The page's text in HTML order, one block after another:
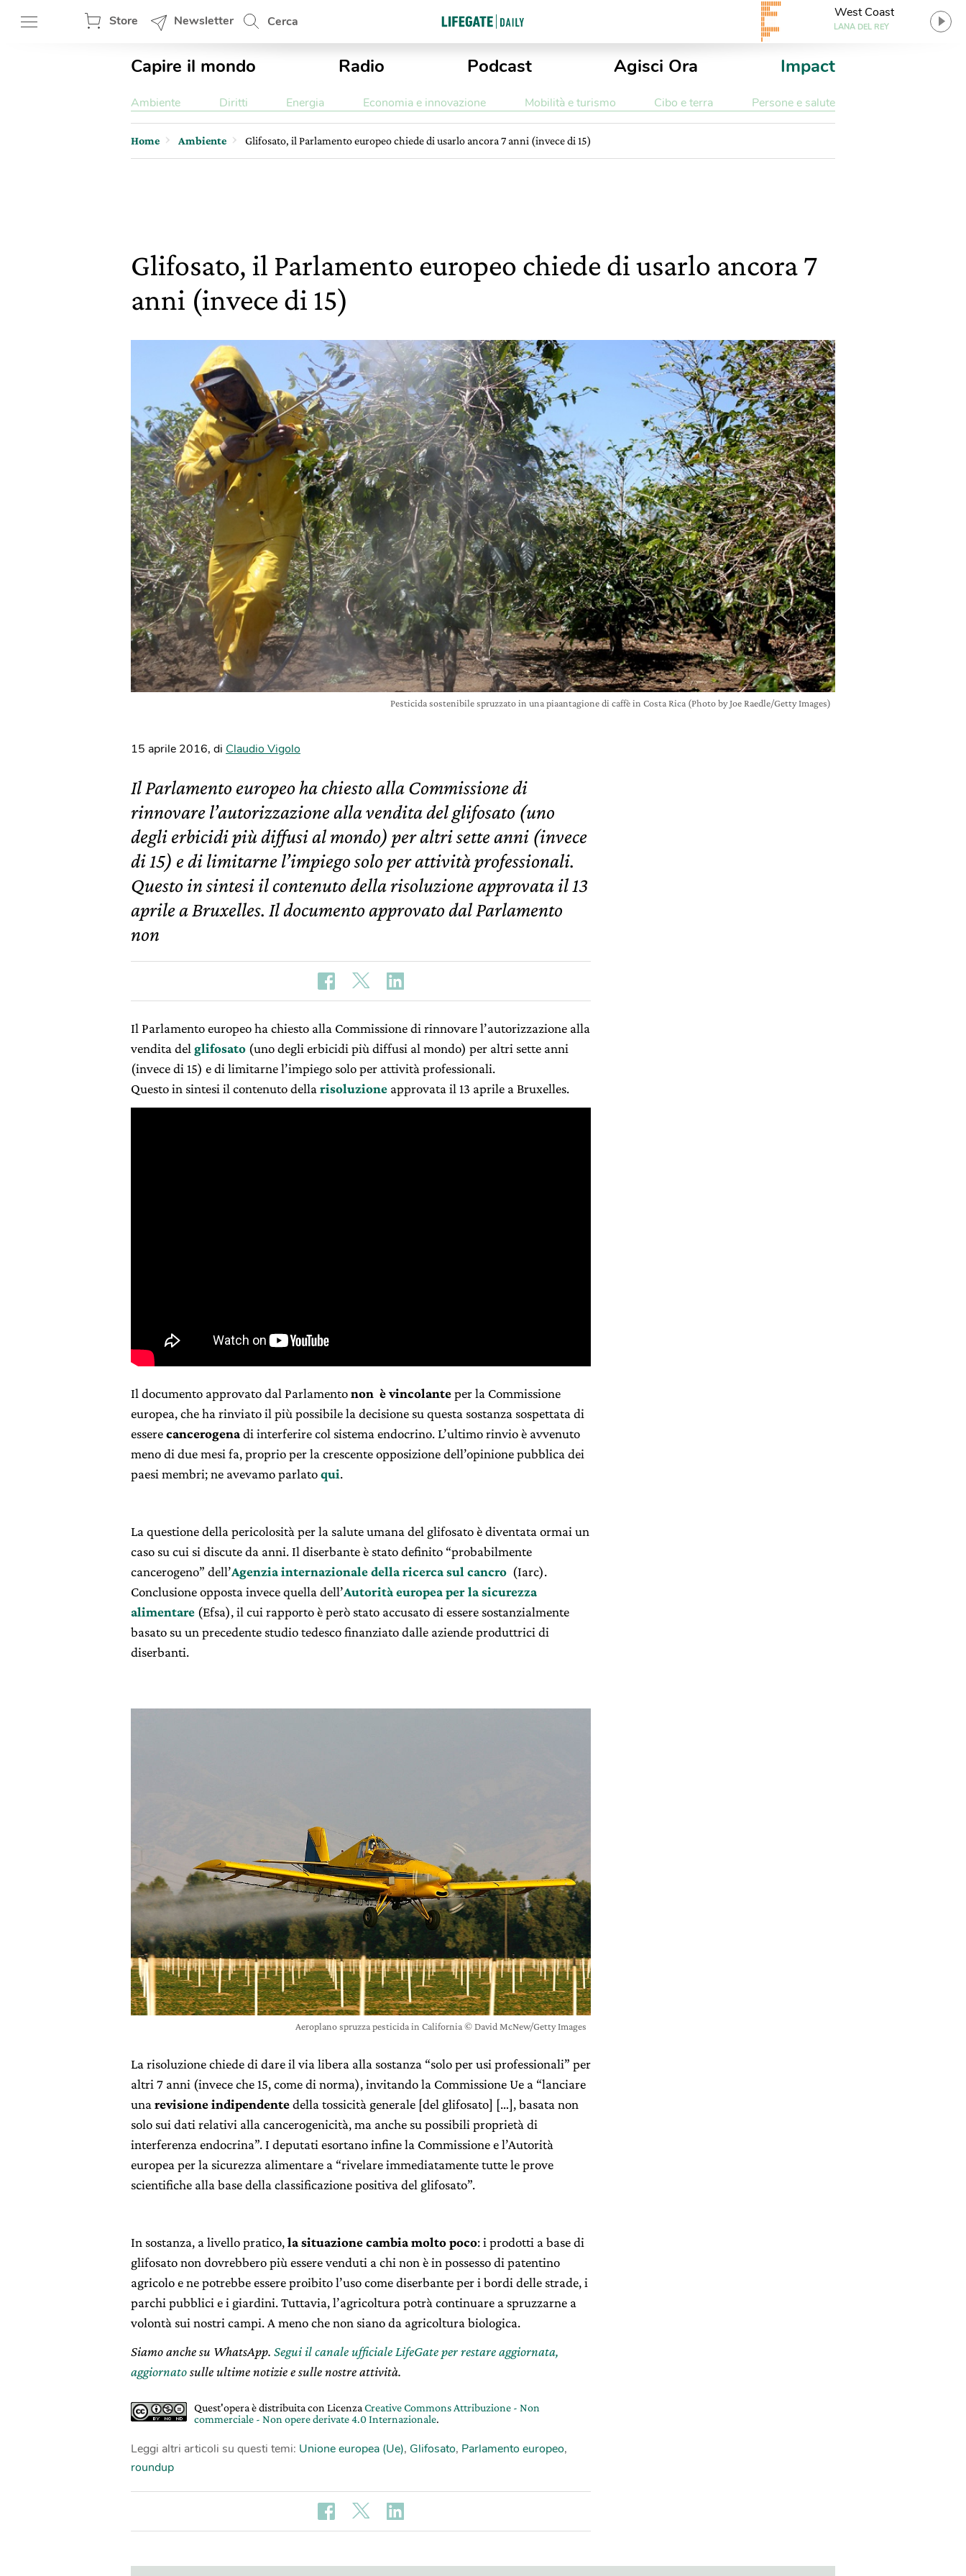
Store Newsletter Cerca
West Coast
LANA DEL REY
Capire il mondo Radio Podcast Agisci Ora Impact
Ambiente Diritti Energia Economia e innovazione Mobilità e turismo Cibo e terra Persone e salute
Home Ambiente Glifosato, il Parlamento europeo chiede di usarlo ancora 7 anni (invece di 15)
Glifosato, il Parlamento europeo chiede di usarlo ancora 7
anni (invece di 15)
Pesticida sostenibile spruzzato in una piaantagione di caffè in Costa Rica (Photo by Joe Raedle/Getty Images)
15 aprile 2016, di Claudio Vigolo
Il Parlamento europeo ha chiesto alla Commissione di
rinnovare l’autorizzazione alla vendita del glifosato (uno
degli erbicidi più diffusi al mondo) per altri sette anni (invece
di 15) e di limitarne l’impiego solo per attività professionali.
Questo in sintesi il contenuto della risoluzione approvata il 13
aprile a Bruxelles. Il documento approvato dal Parlamento
non
Il Parlamento europeo ha chiesto alla Commissione di rinnovare l’autorizzazione alla
vendita del glifosato (uno degli erbicidi più diffusi al mondo) per altri sette anni
(invece di 15) e di limitarne l’impiego solo per attività professionali.
Questo in sintesi il contenuto della risoluzione approvata il 13 aprile a Bruxelles.
Il documento approvato dal Parlamentonon è vincolanteper la Commissione
europea, che ha rinviato il più possibile la decisione su questa sostanza sospettata di
esserecancerogenadi interferire col sistema endocrino. L’ultimo rinvio è avvenuto
meno di due mesi fa, proprio per la crescente opposizione dell’opinione pubblica dei
paesi membri; ne avevamo parlatoqui.
La questione della pericolosità per la salute umana del glifosato è diventata ormai un
caso su cui si discute da anni. Il diserbante è stato definito “probabilmente
cancerogeno” dell’Agenzia internazionale della ricerca sul cancro (Iarc).
Conclusione opposta invece quella dell’Autorità europea per la sicurezza
alimentare (Efsa), il cui rapporto è però stato accusato di essere sostanzialmente
basato su un precedente studio tedesco finanziato dalle aziende produttrici di
diserbanti.
Aeroplano spruzza pesticida in California © David McNew/Getty Images
La risoluzione chiede di dare il via libera alla sostanza “solo per usi professionali” per
altri 7 anni (invece che 15, come di norma), invitando la Commissione Ue a “lanciare
una revisione indipendentedella tossicità generale [del glifosato] […], basata non
solo sui dati relativi alla cancerogenicità, ma anche su possibili proprietà di
interferenza endocrina”. I deputati esortano infine la Commissione e l’Autorità
europea per la sicurezza alimentare a “rivelare immediatamente tutte le prove
scientifiche alla base della classificazione positiva del glifosato”.
In sostanza, a livello pratico,la situazione cambia molto poco: i prodotti a base di
glifosato non dovrebbero più essere venduti a chi non è in possesso di patentino
agricolo e ne potrebbe essere proibito l’uso come diserbante per i bordi delle strade, i
parchi pubblici e i giardini. Tuttavia, l’agricoltura potrà continuare a spruzzarne a
volontà sui nostri campi. A meno che non siano da agricoltura biologica.
Siamo anche su WhatsApp. Segui il canale ufficiale LifeGate per restare aggiornata,
aggiornatosulle ultime notizie e sulle nostre attività.
Quest'opera è distribuita con Licenza Creative Commons Attribuzione - Non
commerciale - Non opere derivate 4.0 Internazionale.
Leggi altri articoli su questi temi: Unione europea (Ue), Glifosato, Parlamento europeo,
roundup